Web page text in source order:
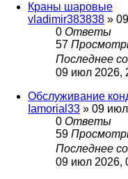
Краны шаровые
vladimir383838 »
0 Ответы
57
Последнее
09 июл 2026,
Обслуживание
Iamorial33 » 09
0 Ответы
59
Последнее
09 июл 2026,